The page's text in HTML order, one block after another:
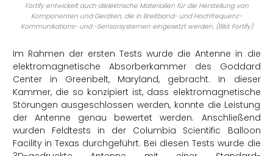
Fortify entwickelt auch dielektrische Materialien für die Herstellung von
Komponenten und Geräten, die in Breitband- und Hochfrequenz-
Kommunikations- und -Sensorsystemen eingesetzt werden. (Bild: Fortify)
Im Rahmen der ersten Tests wurde die Antenne in die
elektromagnetische Absorberkammer des Goddard
Center in Greenbelt, Maryland, gebracht. In dieser
Kammer, die so konzipiert ist, dass elektromagnetische
Störungen ausgeschlossen werden, konnte die Leistung
der Antenne genau bewertet werden. Anschließend
wurden Feldtests in der Columbia Scientific Balloon
Facility in Texas durchgeführt. Bei diesen Tests wurde die